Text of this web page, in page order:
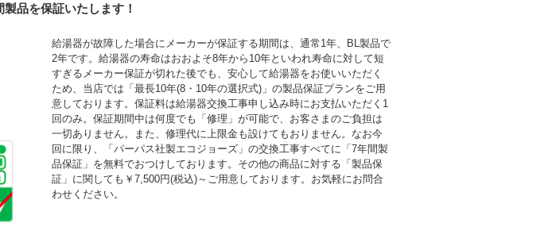
品を保証いたします！
給湯器が故障した場合にメーカーが保証する期間は、通常1年、BL製品で
2年です。給湯器の寿命はおおよそ8年から10年といわれ寿命に対して短
すぎるメーカー保証が切れた後でも、安心して給湯器をお使いいただく
ため、当店では「最長10年(8・10年の選択式)」の製品保証プランをご用
意しております。保証料は給湯器交換工事申し込み時にお支払いただく1
回のみ。保証期間中は何度でも「修理」が可能で、お客さまのご負担は
一切ありません。また、修理代に上限金も設けてもおりません。なお今
回に限り、「パーパス社製エコジョーズ」の交換工事すべてに「7年間製
品保証」を無料でおつけしております。その他の商品に対する「製品保
証」に関しても￥7,500円(税込)～ご用意しております。お気軽にお問合
わせください。